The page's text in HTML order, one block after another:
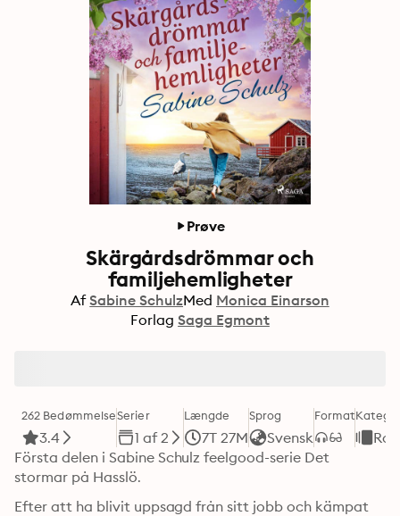
Prøve
Skärgårdsdrömmar och
familjehemligheter
Af Sabine SchulzMed Monica Einarson
Forlag Saga Egmont
262 Bedømmelse
3.4
Serier
1 af 2
Længde
7T 27M
Sprog
Svensk
Format
Första delen i Sabine Schulz feelgood-serie Det
stormar på Hasslö.
Efter att ha blivit uppsagd från sitt jobb och kämpat